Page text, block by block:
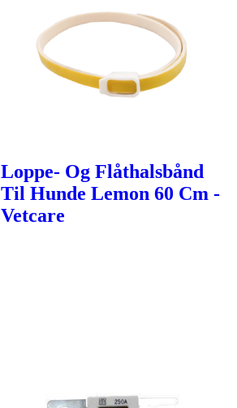
Loppe- Og Flåthalsbånd
Til Hunde Lemon 60 Cm -
Vetcare